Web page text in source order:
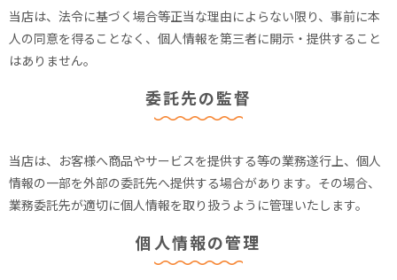
当店は、法令に基づく場合等正当な理由によらない限り、事前に本
人の同意を得ることなく、個人情報を第三者に開示・提供すること
はありません。
委託先の監督
当店は、お客様へ商品やサービスを提供する等の業務遂行上、個人
情報の一部を外部の委託先へ提供する場合があります。その場合、
業務委託先が適切に個人情報を取り扱うように管理いたします。
個人情報の管理